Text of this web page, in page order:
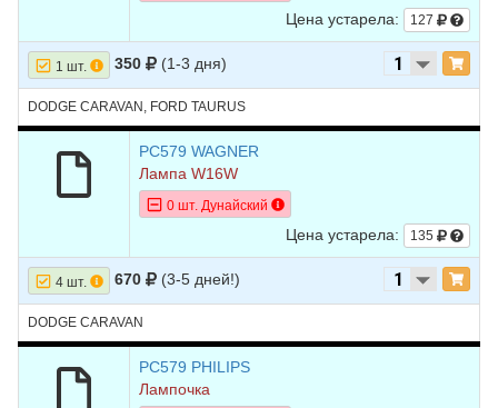
V6 3.3L
11 DODGE CARAVAN 2002 L4 2.4L
12 DODGE CARAVAN 2002 V6 3.3L
13 DODGE CARAVAN 2001 L4 2.4L
DODGE CARAVAN
Цена устарела: 127
1 шт. 350 (1-3 дня)
DODGE CARAVAN, FORD TAURUS
PC579 WAGNER
Лампа W16W
0 шт. Дунайский
Цена устарела: 135
4 шт. 670 (3-5 дней!)
DODGE CARAVAN
PC579 PHILIPS
Лампочка